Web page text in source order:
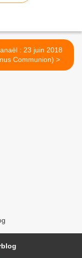
: 23 juin 2018
(Menus Communion) >